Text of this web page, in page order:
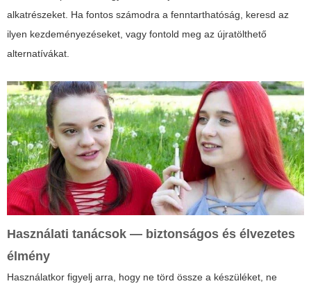
alkatrészeket. Ha fontos számodra a fenntarthatóság, keresd az
ilyen kezdeményezéseket, vagy fontold meg az újratölthető
alternatívákat.
Használati tanácsok — biztonságos és élvezetes
élmény
Használatkor figyelj arra, hogy ne törd össze a készüléket, ne